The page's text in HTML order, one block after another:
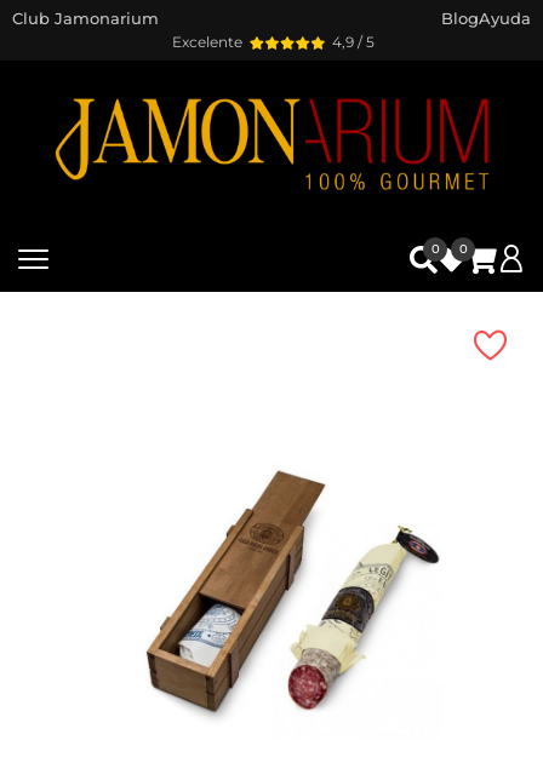
Excelente 4,9 / 5
Club Jamonarium BlogAyuda
0 0